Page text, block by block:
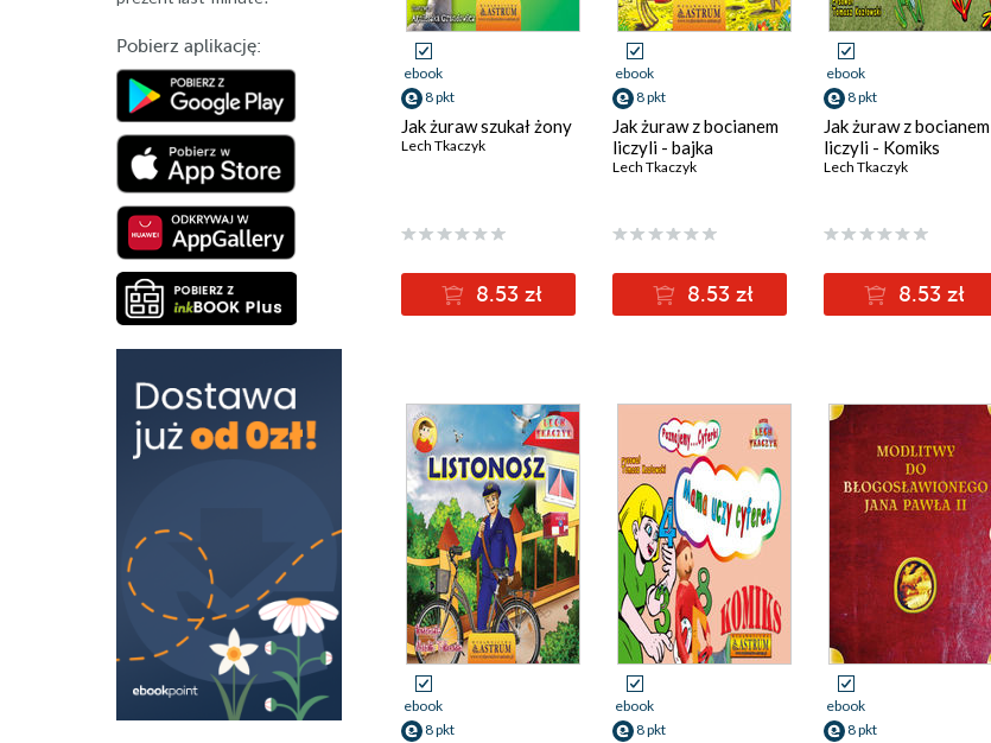
Pobierz aplikację:
ebook
8 pkt
Jak żuraw szukał żony
Lech Tkaczyk
8.53 zł
ebook
8 pkt
Jak żuraw z bocianem
liczyli - bajka
Lech Tkaczyk
8.53 zł
ebook
8 pkt
Jak żuraw z bocianem
liczyli - Komiks
Lech Tkaczyk
8.53 zł
ebook
8 pkt
ebook
8 pkt
ebook
8 pkt